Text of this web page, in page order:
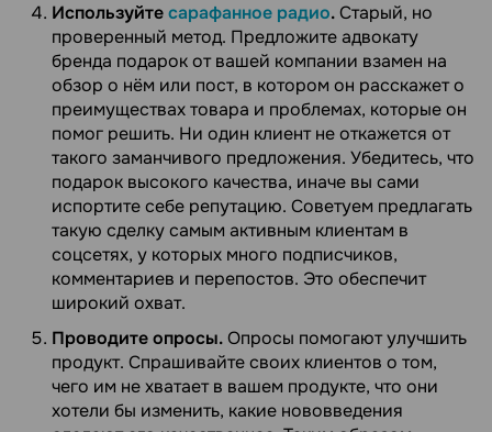
Используйтесарафанное радио.Старый, но
проверенный метод. Предложите адвокату
бренда подарок от вашей компании взамен на
обзор о нём или пост, в котором он расскажет о
преимуществах товара и проблемах, которые он
помог решить. Ни один клиент не откажется от
такого заманчивого предложения. Убедитесь, что
подарок высокого качества, иначе вы сами
испортите себе репутацию. Советуем предлагать
такую сделку самым активным клиентам в
соцсетях, у которых много подписчиков,
комментариев и перепостов. Это обеспечит
широкий охват.
Проводите опросы.Опросы помогают улучшить
продукт. Спрашивайте своих клиентов о том,
чего им не хватает в вашем продукте, что они
хотели бы изменить, какие нововведения